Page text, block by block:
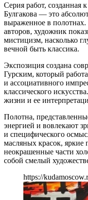
Серия работ,
Булгакова — это
выраженное в
авторов, художник
мистицизм, насколько
вечной быть классика.
Экспозиция создана
Гурским, который
и ассоциативного
классического
жизни и ее
Полотна,
энергией и вовлекают
и специфического
масляных красок, яркие
неокрашенные части
собой смелый
https://